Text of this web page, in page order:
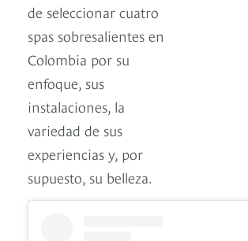
de seleccionar cuatro
spas sobresalientes en
Colombia por su
enfoque, sus
instalaciones, la
variedad de sus
experiencias y, por
supuesto, su belleza.